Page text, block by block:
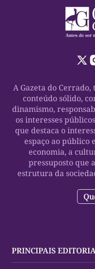
A Gazeta do
conteúdo sólido,
dinamismo,
os interesses
que destaca o
espaço ao público
economia, a
pressuposto que
estrutura da
PRINCIPAIS